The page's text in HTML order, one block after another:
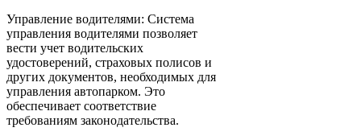
Управление водителями: Система
управления водителями позволяет
вести учет водительских
удостоверений, страховых полисов и
других документов, необходимых для
управления автопарком. Это
обеспечивает соответствие
требованиям законодательства.